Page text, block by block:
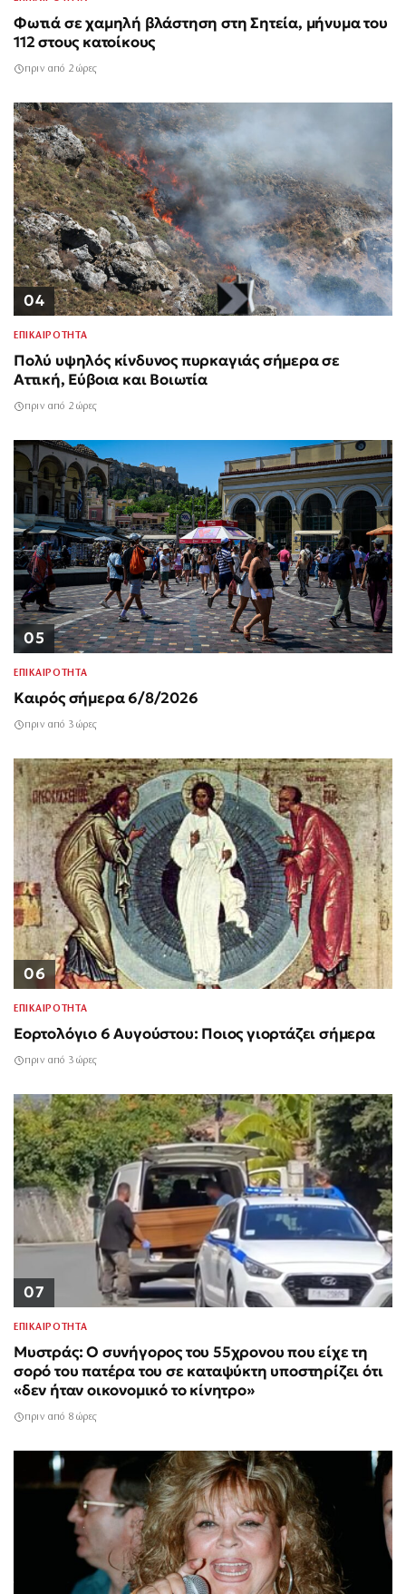
Φωτιά σε χαμηλή βλάστηση στη Σητεία, μήνυμα του
112 στους κατοίκους
πριν από 2 ώρες
04
ΕΠΙΚΑΙΡΟΤΗΤΑ
Πολύ υψηλός κίνδυνος πυρκαγιάς σήμερα σε
Αττική, Εύβοια και Βοιωτία
πριν από 2 ώρες
05
ΕΠΙΚΑΙΡΟΤΗΤΑ
Καιρός σήμερα 6/8/2026
πριν από 3 ώρες
06
ΕΠΙΚΑΙΡΟΤΗΤΑ
Εορτολόγιο 6 Αυγούστου: Ποιος γιορτάζει σήμερα
πριν από 3 ώρες
07
ΕΠΙΚΑΙΡΟΤΗΤΑ
Μυστράς: Ο συνήγορος του 55χρονου που είχε τη
σορό του πατέρα του σε καταψύκτη υποστηρίζει ότι
«δεν ήταν οικονομικό το κίνητρο»
πριν από 8 ώρες